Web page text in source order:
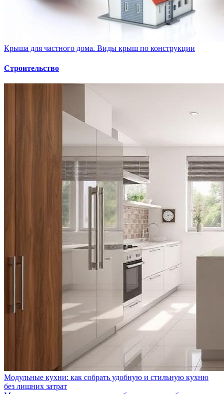
Крыша для частного дома. Виды крыш по конструкции
Строительство
Модульные кухни: как собрать удобную и стильную кухню
без лишних затрат